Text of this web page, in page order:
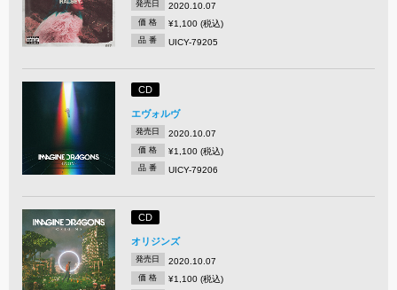
発売日 2020.10.07
価 格 ¥1,100 (税込)
品 番 UICY-79205
CD
エヴォルヴ
発売日 2020.10.07
価 格 ¥1,100 (税込)
品 番 UICY-79206
CD
オリジンズ
発売日 2020.10.07
価 格 ¥1,100 (税込)